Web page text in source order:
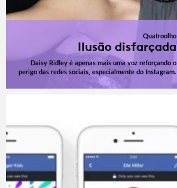
Quatroolho
Ilusão disfarçada
Daisy Ridley é apenas mais uma voz reforçando o
perigo das redes sociais, especialmente do Instagram.